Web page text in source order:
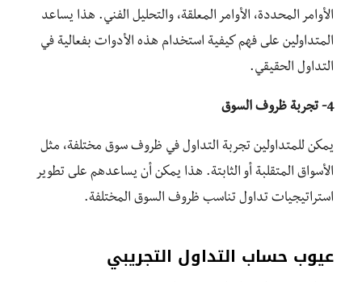
الأوامر المحددة، الأوامر المعلقة، والتحليل الفني. هذا يساعد
المتداولين على فهم كيفية استخدام هذه الأدوات بفعالية في
التداول الحقيقي.
4- تجربة ظروف السوق
يمكن للمتداولين تجربة التداول في ظروف سوق مختلفة، مثل
الأسواق المتقلبة أو الثابتة. هذا يمكن أن يساعدهم على تطوير
استراتيجيات تداول تناسب ظروف السوق المختلفة.
عيوب حساب التداول التجريبي